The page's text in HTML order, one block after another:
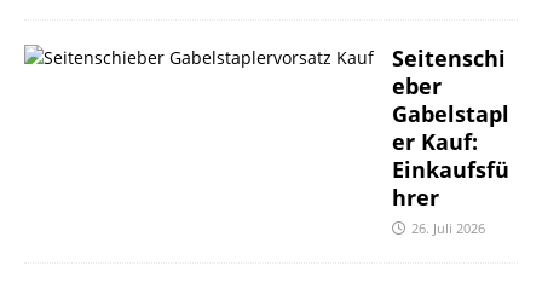
Seitenschi
eber
Gabelstapl
er Kauf:
Einkaufsfü
hrer
26. Juli 2026